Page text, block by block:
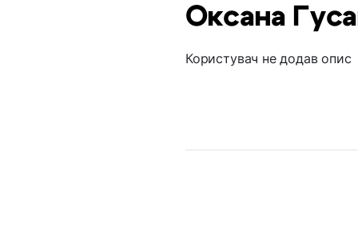
Оксана
Користувач не додав опис